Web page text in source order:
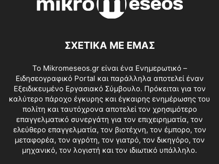
ΣΧΕΤΙΚΑ ΜΕ ΕΜΑΣ
Το Mikromeseos.gr είναι ένα Ενημερωτικό –
Ειδησεογραφικό Portal και παράλληλα αποτελεί έναν
Εξειδικευμένο Εργασιακό Σύμβουλο. Πρόκειται για τον
καλύτερο πάροχο έγκυρης και έγκαιρης ενημέρωσης του
πολίτη και ταυτόχρονα αποτελεί τον χρησιμότερο
επαγγελματικό συνεργάτη για τον επιχειρηματία, τον
ελεύθερο επαγγελματία, τον βιοτέχνη, τον έμπορο, τον
μεταφορέα, τον αγρότη, τον γιατρό, τον δικηγόρο, τον
μηχανικό, τον λογιστή και τον ιδιωτικό υπάλληλο.